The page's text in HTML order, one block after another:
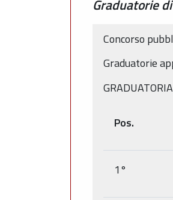
Graduatorie
Concorso
Graduatorie
Pos.
1°